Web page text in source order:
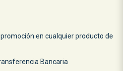
en cualquier producto de
Bancaria